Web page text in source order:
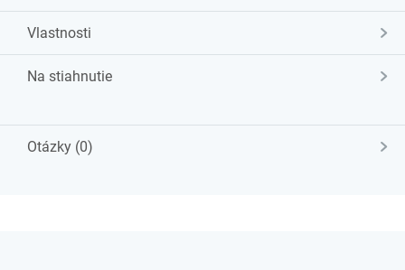
Vlastnosti
Na stiahnutie
Otázky (0)